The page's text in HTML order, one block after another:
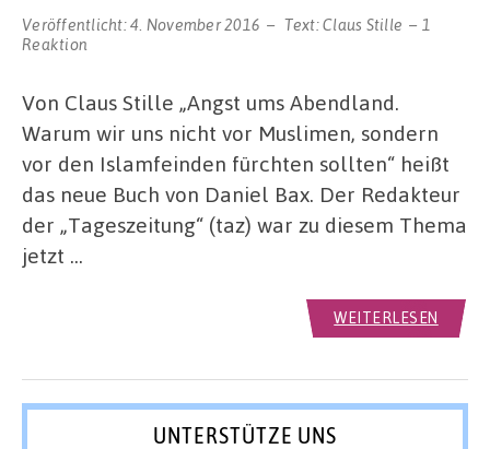
Veröffentlicht:4. November 2016 Text:Claus Stille
1
Reaktion
Von Claus Stille „Angst ums Abendland.
Warum wir uns nicht vor Muslimen, sondern
vor den Islamfeinden fürchten sollten“ heißt
das neue Buch von Daniel Bax. Der Redakteur
der „Tageszeitung“ (taz) war zu diesem Thema
jetzt …
WEITERLESEN
UNTERSTÜTZE UNS